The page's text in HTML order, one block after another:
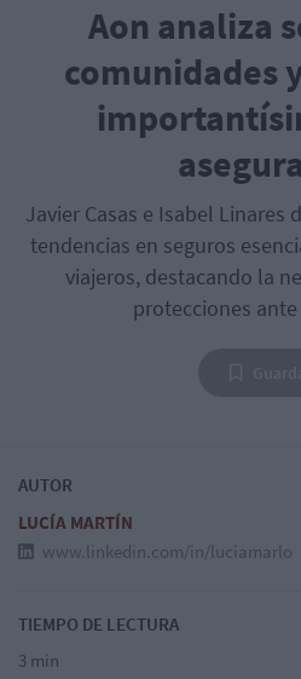
Aon analiza
comunidades
Javier Casas e Isabel
tendencias en seguros
viajeros, destacando la
protecciones
AUTOR
LUCÍA MARTÍN
www.linkedin.com/in/luciamarlo
TIEMPO DE LECTURA
3 min